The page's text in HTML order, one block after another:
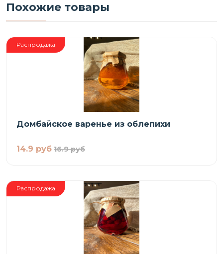
Похожие товары
Распродажа
Домбайское варенье из облепихи
14.9 руб 16.9 руб
Распродажа